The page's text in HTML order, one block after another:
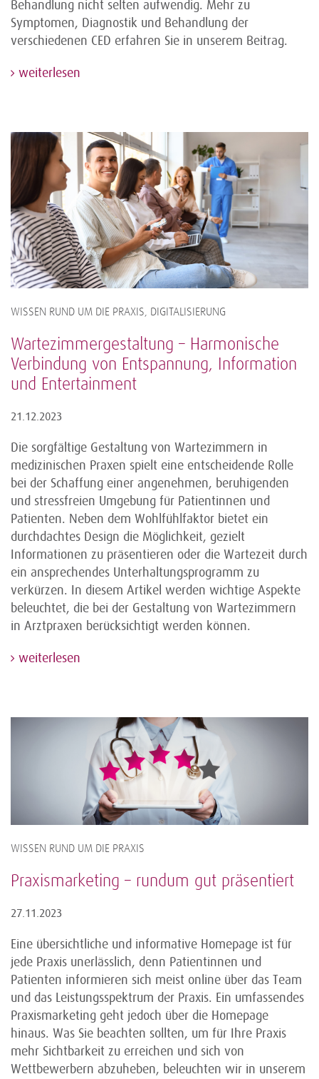
Behandlung nicht selten aufwendig. Mehr zu
Symptomen, Diagnostik und Behandlung der
verschiedenen CED erfahren Sie in unserem Beitrag.
weiterlesen
WISSEN RUND UM DIE PRAXIS, DIGITALISIERUNG
Wartezimmergestaltung – Harmonische
Verbindung von Entspannung, Information
und Entertainment
21.12.2023
Die sorgfältige Gestaltung von Wartezimmern in
medizinischen Praxen spielt eine entscheidende Rolle
bei der Schaffung einer angenehmen, beruhigenden
und stressfreien Umgebung für Patientinnen und
Patienten. Neben dem Wohlfühlfaktor bietet ein
durchdachtes Design die Möglichkeit, gezielt
Informationen zu präsentieren oder die Wartezeit durch
ein ansprechendes Unterhaltungsprogramm zu
verkürzen. In diesem Artikel werden wichtige Aspekte
beleuchtet, die bei der Gestaltung von Wartezimmern
in Arztpraxen berücksichtigt werden können.
weiterlesen
WISSEN RUND UM DIE PRAXIS
Praxismarketing – rundum gut präsentiert
27.11.2023
Eine übersichtliche und informative Homepage ist für
jede Praxis unerlässlich, denn Patientinnen und
Patienten informieren sich meist online über das Team
und das Leistungsspektrum der Praxis. Ein umfassendes
Praxismarketing geht jedoch über die Homepage
hinaus. Was Sie beachten sollten, um für Ihre Praxis
mehr Sichtbarkeit zu erreichen und sich von
Wettbewerbern abzuheben, beleuchten wir in unserem